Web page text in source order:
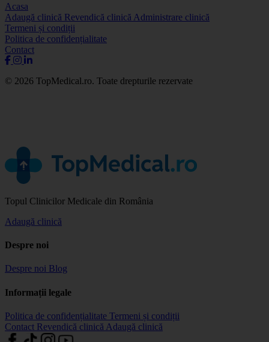
Acasa
Adaugă clinică Revendică clinică Administrare clinică
Termeni și condiții
Politica de confidențialitate
Contact
© 2026 TopMedical.ro. Toate drepturile rezervate
Topul Clinicilor Medicale din România
Adaugă clinică
Despre noi
Despre noi Blog
Informații legale
Politica de confidențialitate Termeni și condiții
Contact Revendică clinică Adaugă clinică